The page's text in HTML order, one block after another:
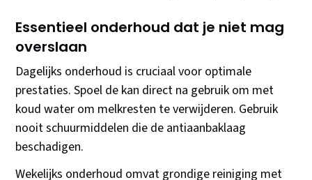
Essentieel onderhoud dat je niet mag
overslaan
Dagelijks onderhoud is cruciaal voor optimale
prestaties. Spoel de kan direct na gebruik om met
koud water om melkresten te verwijderen. Gebruik
nooit schuurmiddelen die de antiaanbaklaag
beschadigen.
Wekelijks onderhoud omvat grondige reiniging met